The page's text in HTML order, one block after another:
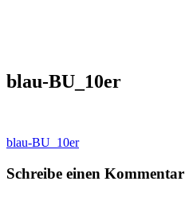
blau-BU_10er
Beitragsnavigation
blau-BU_10er
Schreibe einen Kommentar